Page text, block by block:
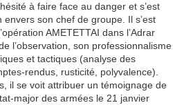
à faire face au danger et s’est
son chef de groupe. Il s’est
AMETETTAI dans l’Adrar
l’observation, son professionnalisme
et tactiques (analyse des
rendus, rusticité, polyvalence).
il se voit attribuer un témoignage de
major des armées le 21 janvier